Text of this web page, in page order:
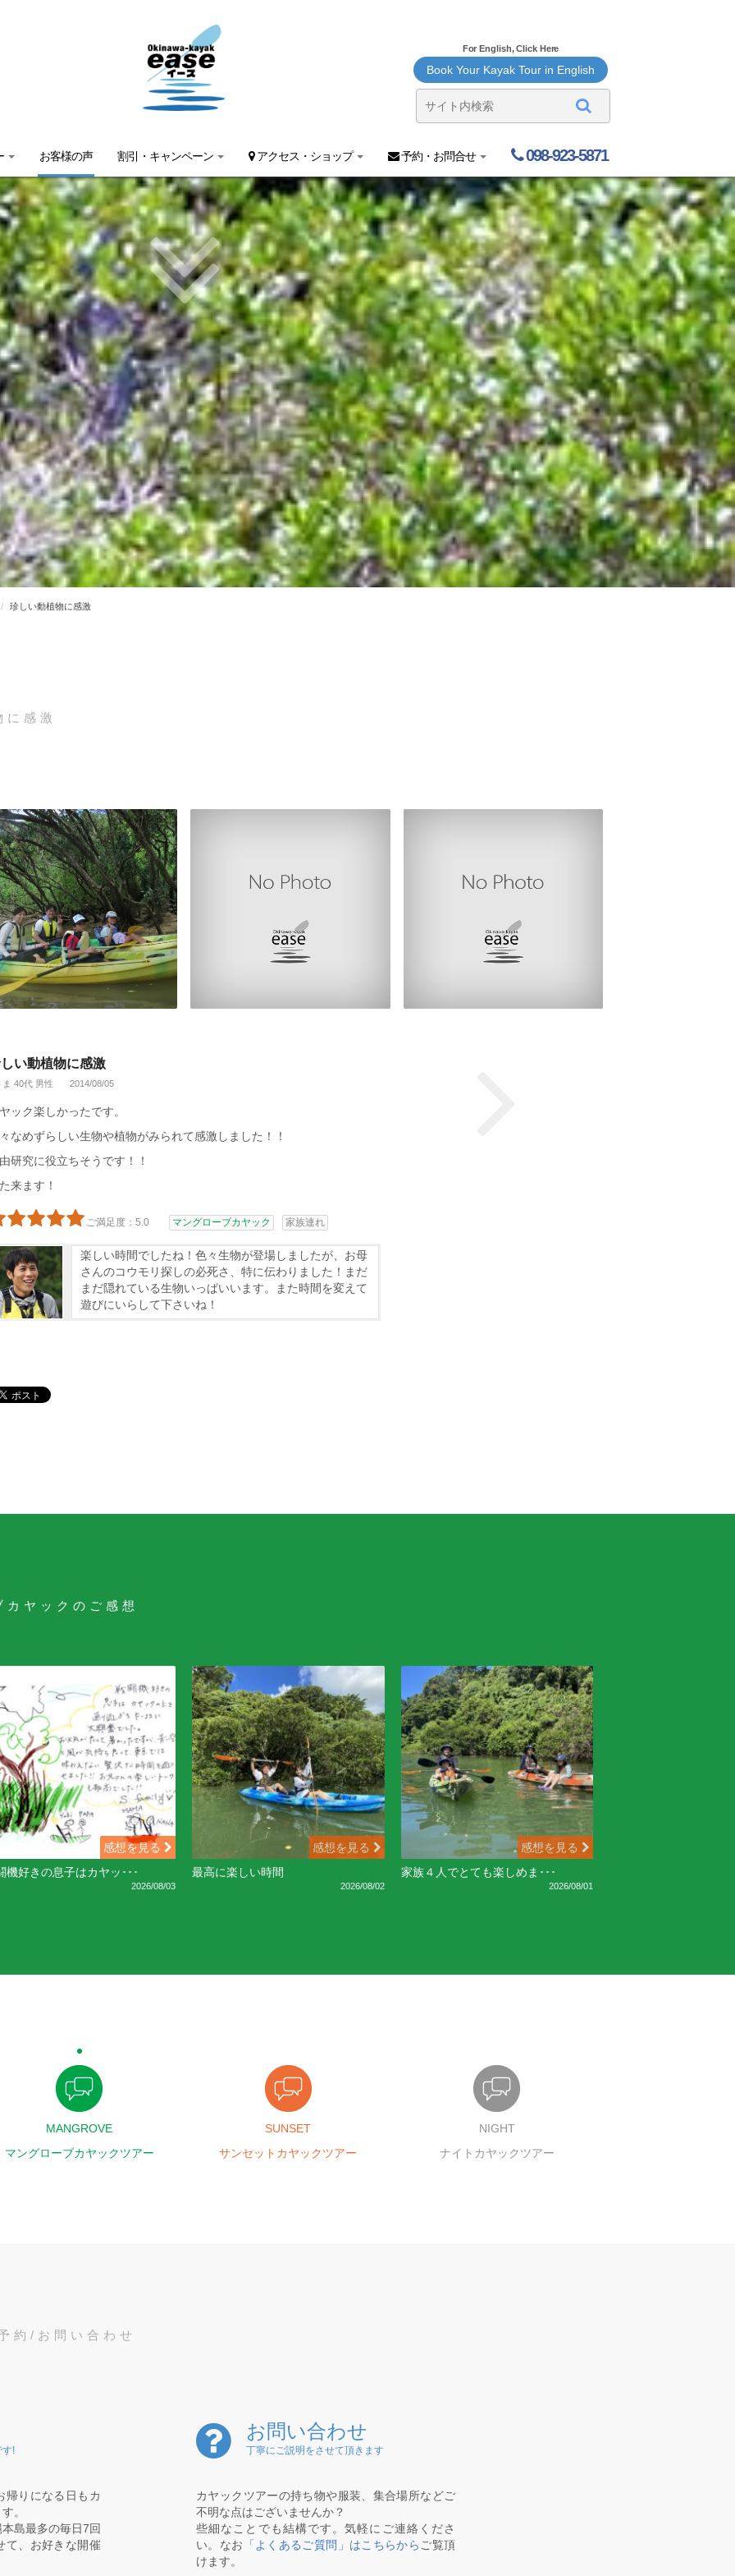
For English, Click Here
Book Your Kayak Tour in English
お客様の声 割引・キャンペーン アクセス・ショップ 予約・お問合せ 098-923-5871
珍しい動植物に感激
に感激
い動植物に感激
ま 40代 男性 2014/08/05
ック楽しかったです。
なめずらしい生物や植物がみられて感激しました！！
研究に役立ちそうです！！
来ます！
ご満足度：5.0 マングローブカヤック 家族連れ
楽しい時間でしたね！色々生物が登場しましたが、お母
さんのコウモリ探しの必死さ、特に伝わりました！まだ
まだ隠れている生物いっぱいいます。また時間を変えて
遊びにいらして下さいね！
カヤックのご感想
感想を見る
機好きの息子はカヤッ･･･
2026/08/03
感想を見る
最高に楽しい時間
2026/08/02
感想を見る
家族４人でとても楽しめま･･･
2026/08/01
MANGROVE
マングローブカヤックツアー
SUNSET
サンセットカヤックツアー
NIGHT
ナイトカヤックツアー
約/お問い合わせ
す!
帰りになる日もカ
。
島最多の毎日7回
て、お好きな開催
お問い合わせ
丁寧にご説明をさせて頂きます
カヤックツアーの持ち物や服装、集合場所などご
不明な点はございませんか？
些細なことでも結構です。気軽にご連絡くださ
い。なお 「よくあるご質問」はこちらから ご覧頂
けます。